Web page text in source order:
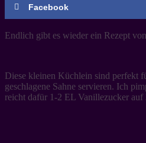
Facebook
Endlich gibt es wieder ein Rezept
Diese kleinen Küchlein sind perfekt
geschlagene Sahne servieren. Ich
reicht dafür 1-2 EL Vanillezucker auf